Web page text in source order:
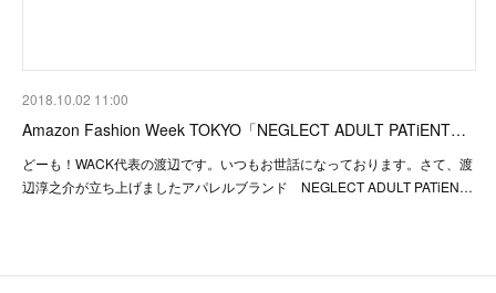
2018.10.02 11:00
Amazon Fashion Week TOKYO「NEGLECT ADULT PATiENT…
どーも！WACK代表の渡辺です。いつもお世話になっております。さて、渡
辺淳之介が立ち上げましたアパレルブランド NEGLECT ADULT PATiEN…